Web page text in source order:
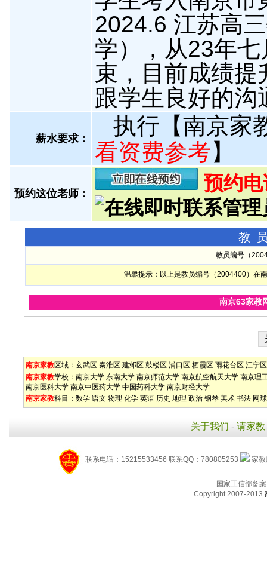
2024.6 江苏高
学），从23年
束，目前成绩提
跟学生良好的沟
薪水要求：
执行【南京家
看资费参考】
预约这位老师： 预约
教
教员编号（
温馨提示：以上是教员编号（2004400）在
南京63家教
南京家教区域： 玄武区 秦淮区 建邺区 鼓楼区 浦口区 栖霞区 雨花台区 江宁区
南京家教学校： 南京大学 东南大学 南京师范大学 南京航空航天大学 南京理
南京医科大学 南京中医药大学 中国药科大学 南京财经大学
南京家教科目： 数学 语文 物理 化学 英语 历史 地理 政治 钢琴 美术 书法 网球
关于我们 - 请家教
联系电话：15215533456 联系QQ：780805253 家
国家工信部备
Copyright 2007-2013